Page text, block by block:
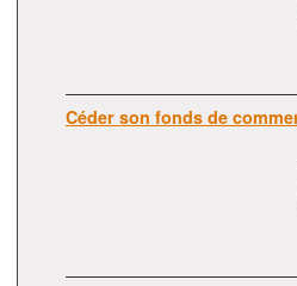
Céder son fonds de